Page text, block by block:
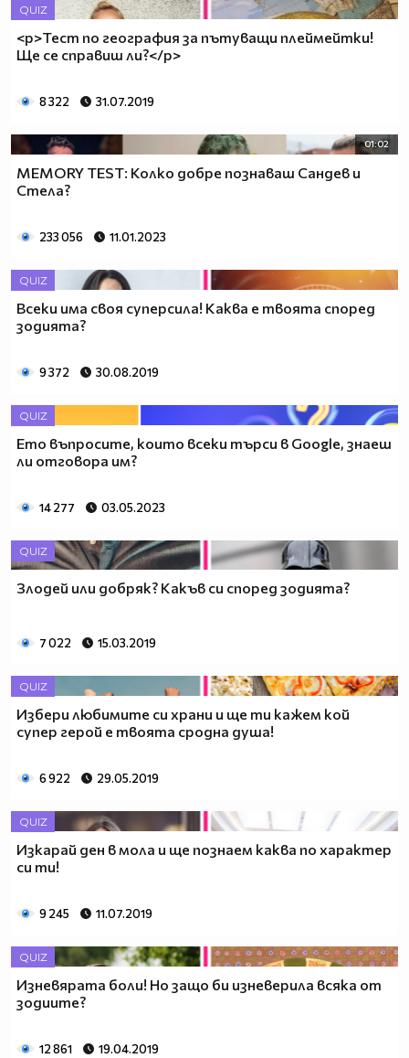
QUIZ
<p>Тест по география за пътуващи плеймейтки!
Ще се справиш ли?</p>
8 322 31.07.2019
01:02
MEMORY TEST: Колко добре познаваш Сандев и
Стела?
233 056 11.01.2023
QUIZ
Всеки има своя суперсила! Каква е твоята според
зодията?
9 372 30.08.2019
QUIZ
Ето въпросите, които всеки търси в Google, знаеш
ли отговора им?
14 277 03.05.2023
QUIZ
Злодей или добряк? Какъв си според зодията?
7 022 15.03.2019
QUIZ
Избери любимите си храни и ще ти кажем кой
супер герой е твоята сродна душа!
6 922 29.05.2019
QUIZ
Изкарай ден в мола и ще познаем каква по характер
си ти!
9 245 11.07.2019
QUIZ
Изневярата боли! Но защо би изневерила всяка от
зодиите?
12 861 19.04.2019